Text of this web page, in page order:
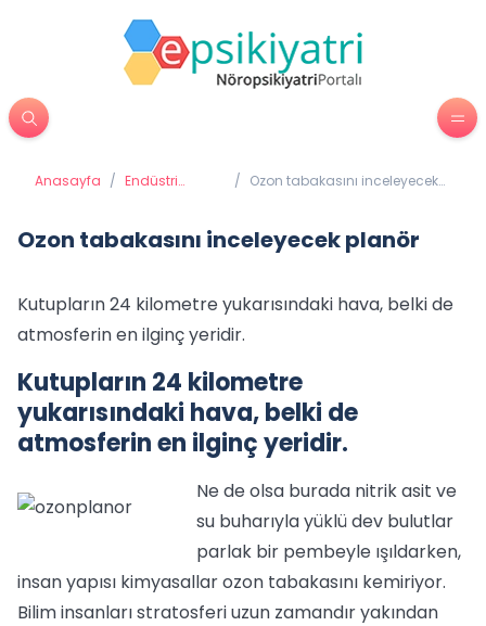
Anasayfa / Endüstri
/ Ozon tabakasını inceleyecek
Ozon tabakasını inceleyecek planör
Kutupların 24 kilometre yukarısındaki hava, belki de
atmosferin en ilginç yeridir.
Kutupların 24 kilometre
yukarısındaki hava, belki de
atmosferin en ilginç yeridir.
Ne de olsa burada nitrik asit ve
su buharıyla yüklü dev bulutlar
parlak bir pembeyle ışıldarken,
insan yapısı kimyasallar ozon tabakasını kemiriyor.
Bilim insanları stratosferi uzun zamandır yakından